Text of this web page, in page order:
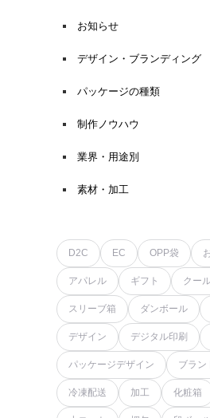
お知らせ
デザイン・ブランディング
パッケージの種類
制作ノウハウ
業界・用途別
素材・加工
D2C EC OPP袋
アパレル ギフト クー
スリーブ箱 ダンボール
デザイン デジタル印刷
パッケージデザイン ブラン
冷凍配送 加工 化粧箱